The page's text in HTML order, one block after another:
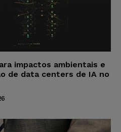
impactos ambientais e
de data centers de IA no